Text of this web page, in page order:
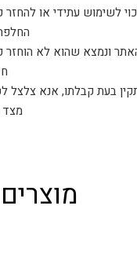
לשימוש עתידי או
ונמצא שהוא לא
מצד